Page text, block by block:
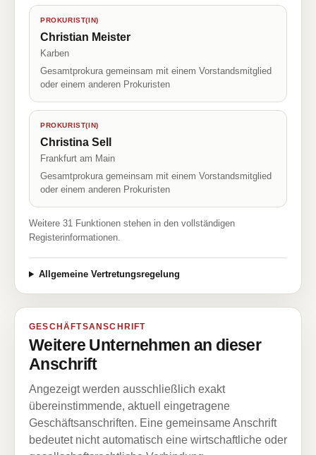
PROKURIST(IN)
Christian Meister
Karben
Gesamtprokura gemeinsam mit einem Vorstandsmitglied
oder einem anderen Prokuristen
PROKURIST(IN)
Christina Sell
Frankfurt am Main
Gesamtprokura gemeinsam mit einem Vorstandsmitglied
oder einem anderen Prokuristen
Weitere 31 Funktionen stehen in den vollständigen
Registerinformationen.
Allgemeine Vertretungsregelung
GESCHÄFTSANSCHRIFT
Weitere Unternehmen an dieser
Anschrift
Angezeigt werden ausschließlich exakt
übereinstimmende, aktuell eingetragene
Geschäftsanschriften. Eine gemeinsame Anschrift
bedeutet nicht automatisch eine wirtschaftliche oder